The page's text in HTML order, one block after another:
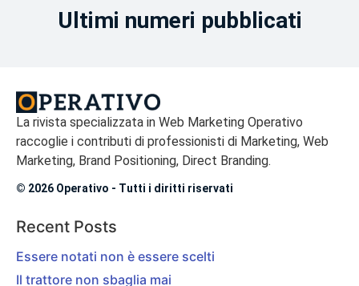
Ultimi numeri pubblicati
La rivista specializzata in Web Marketing Operativo
raccoglie i contributi di professionisti di Marketing, Web
Marketing, Brand Positioning, Direct Branding.
© 2026 Operativo - Tutti i diritti riservati
Recent Posts
Essere notati non è essere scelti
Il trattore non sbaglia mai